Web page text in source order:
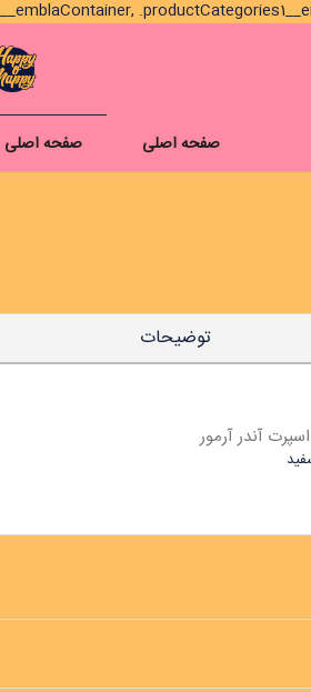
صفحه اصلی صفحه اصلی
توضیحات
آندر آرمور